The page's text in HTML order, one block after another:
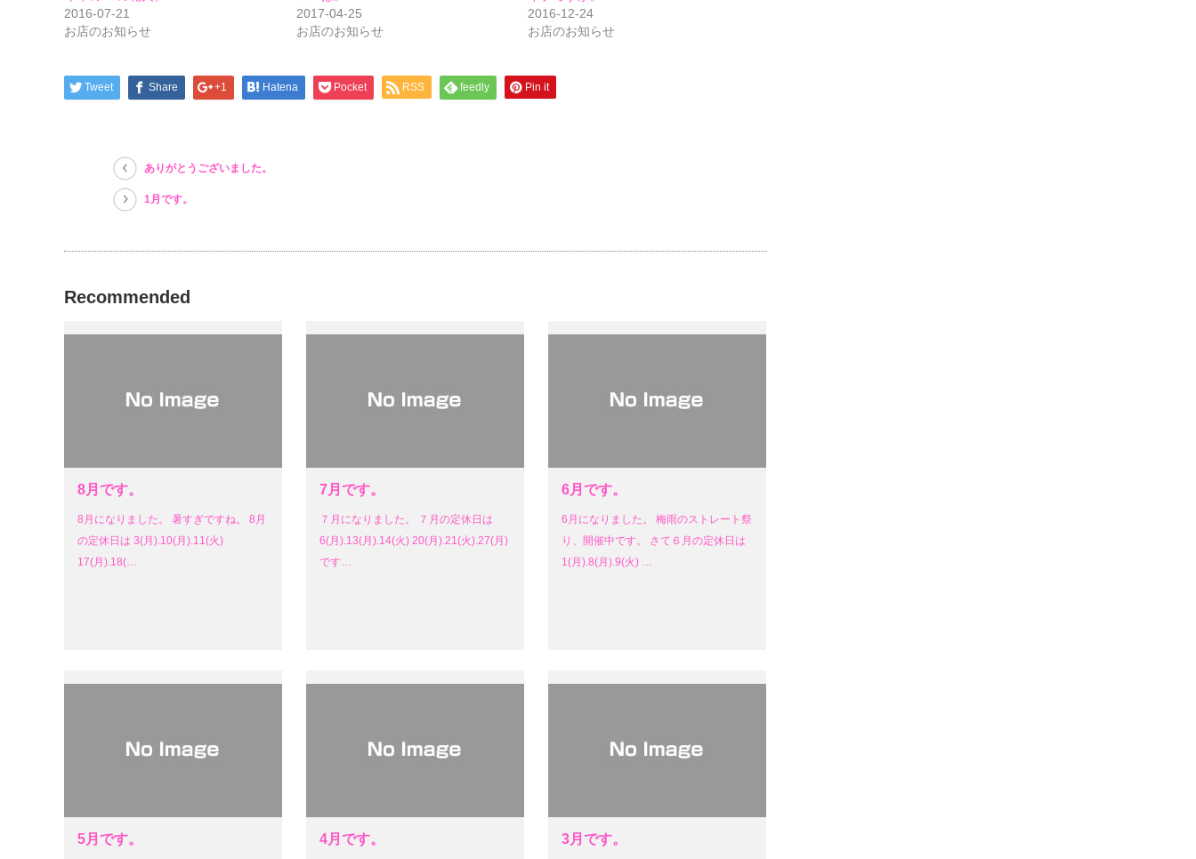
(新
し
い
ド
ウ
で
ッ
ク
し
さ
(新
ド
ウ
で
開
き
ま
ド
ウ
で
2016-07-21
お店のお知らせ
2017-04-25
お店のお知らせ
2016-12-24
お店のお知らせ
Tweet Share +1 Hatena Pocket RSS feedly Pin it
ありがとうございました。
1月です。
Recommended
8月です。
8月になりました。 暑すぎですね。 8月
の定休日は 3(月).10(月).11(火)
17(月).18(…
7月です。
７月になりました。 ７月の定休日は
6(月).13(月).14(火) 20(月).21(火).27(月)
です…
6月です。
6月になりました。 梅雨のストレート祭
り、開催中です。 さて６月の定休日は
1(月).8(月).9(火) …
5月です。 4月です。 3月です。